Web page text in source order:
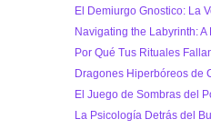
El Demiurgo Gnostico: La
Navigating the Labyrinth:
Por Qué Tus Rituales
Dragones Hiperbóreos de
El Juego de Sombras del
La Psicología Detrás del